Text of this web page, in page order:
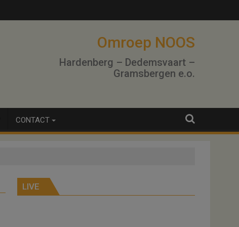
Omroep NOOS
Hardenberg – Dedemsvaart –
Gramsbergen e.o.
CONTACT
LIVE